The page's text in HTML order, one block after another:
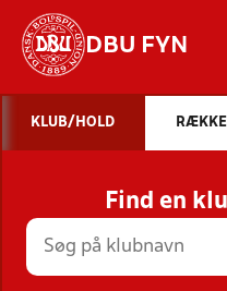
DBU FYN
STILLINGER,
KLUB/HOLD RÆKKE
Find en